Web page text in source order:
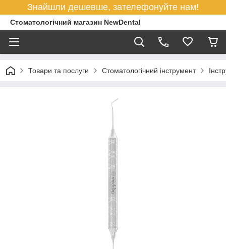
Знайшли дешевше, зателефонуйте нам!
Стоматологічний магазин NewDental
Товари та послуги Стоматологічний інструмент